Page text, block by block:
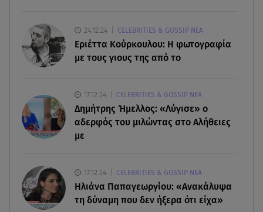
06.08.26 , 12:29
Στην Καλιφόρνια ο Πέτρος Πολυχρονίδης: Οι
φωτογραφίες από τη Disneyland
Δεκαπενταύγουστος: Δείτε πόσα χρήματα
δικαιούστε αν εργαστείτε την αργία
24.12.24 CELEBRITIES & GOSSIP ΝΕΑ
Εριέττα Κούρκουλου: Η φωτογραφία
με τους γιους της από το
17.12.24 CELEBRITIES & GOSSIP ΝΕΑ
Δημήτρης Ήμελλος: «Λύγισε» ο
αδερφός του μιλώντας στο Αλήθειες
με
17.12.24 CELEBRITIES & GOSSIP ΝΕΑ
Ηλιάνα Παπαγεωργίου: «Ανακάλυψα
τη δύναμη που δεν ήξερα ότι είχα»